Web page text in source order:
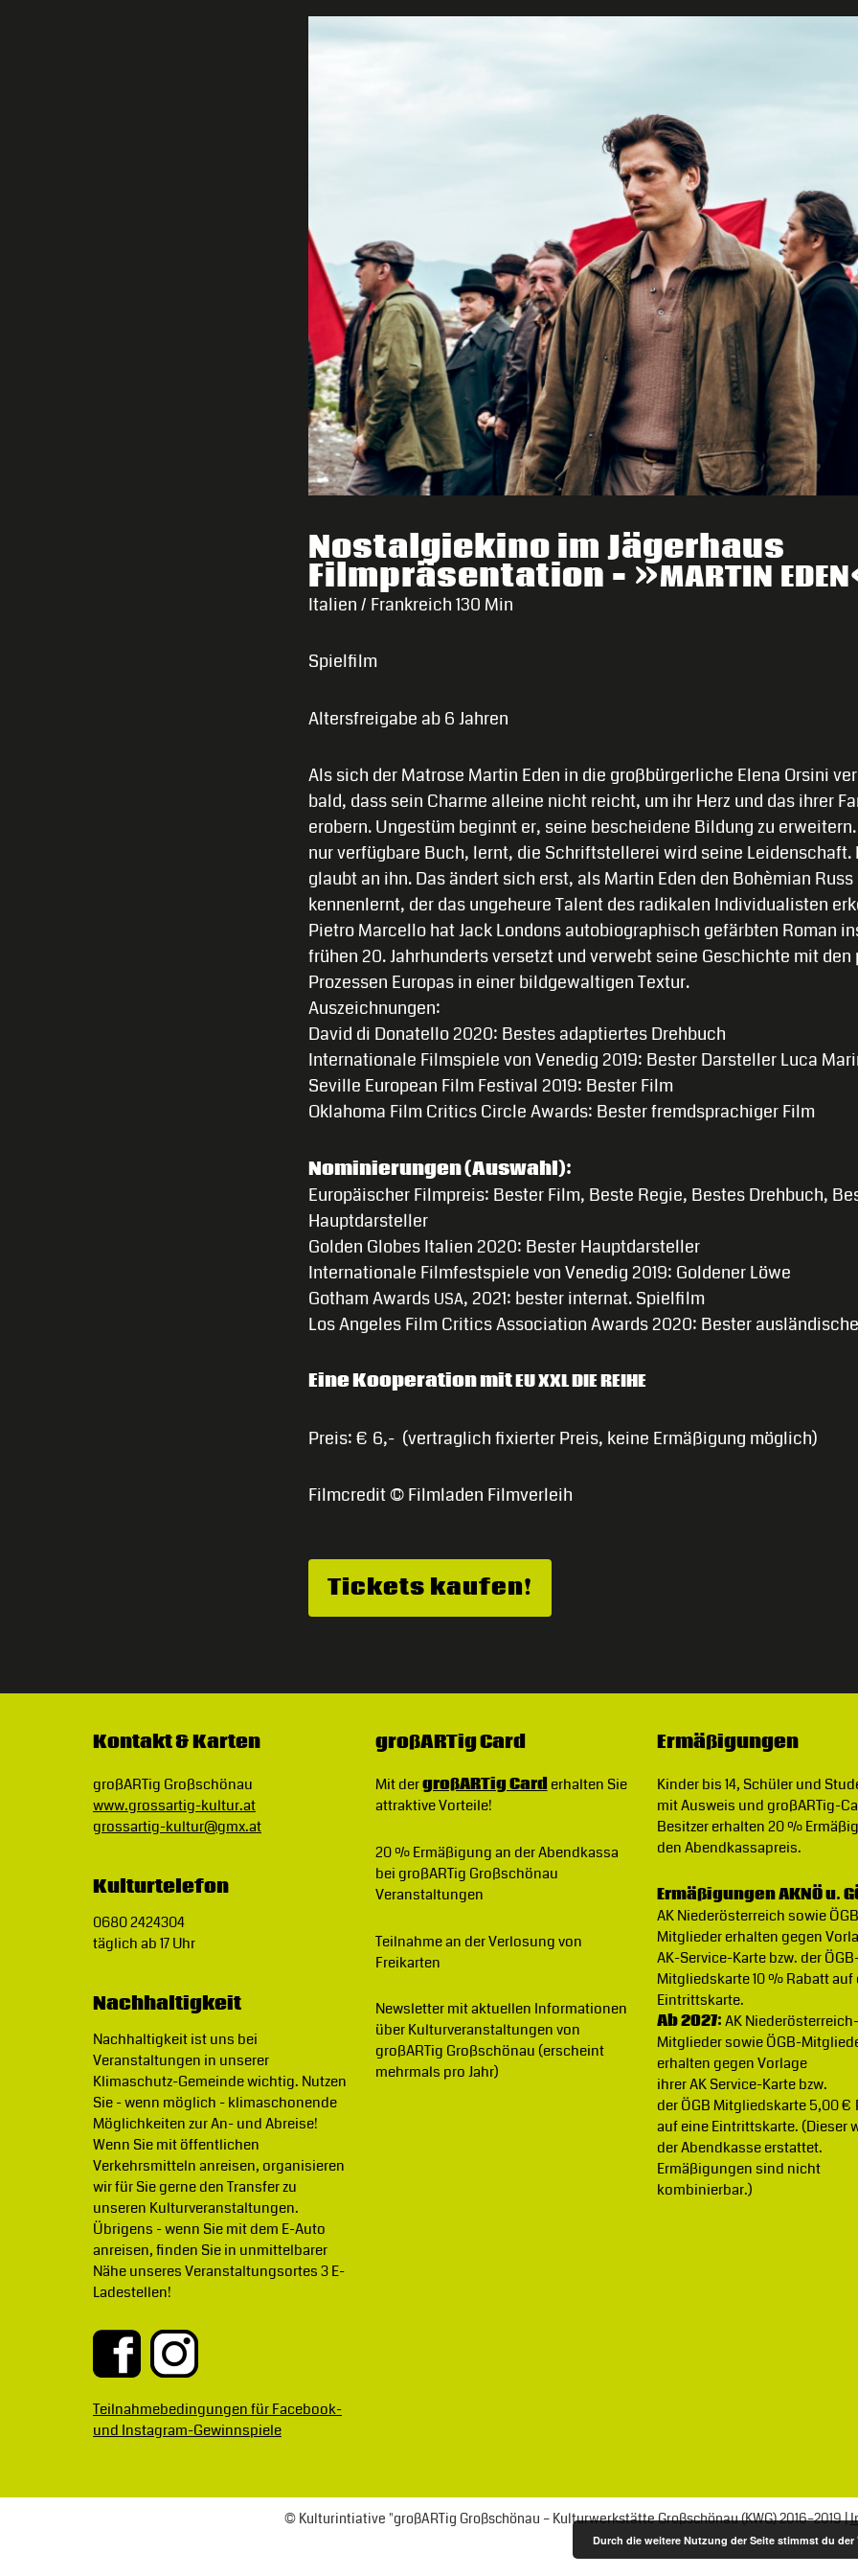
Nostalgiekino im Jägerhaus
Filmpräsentation – »MARTIN EDEN
Italien / Frankreich 130 Min
Spielfilm
Altersfreigabe ab 6 Jahren
Als sich der Matrose Martin Eden in die großbürgerliche Elena Orsini
bald, dass sein Charme alleine nicht reicht, um ihr Herz und das ihrer
erobern. Ungestüm beginnt er, seine bescheidene Bildung zu
nur verfügbare Buch, lernt, die Schriftstellerei wird seine Leidenschaft.
glaubt an ihn. Das ändert sich erst, als Martin Eden den Bohèmian
kennenlernt, der das ungeheure Talent des radikalen Individualisten
Pietro Marcello hat Jack Londons autobiographisch gefärbten Roman
frühen 20. Jahrhunderts versetzt und verwebt seine Geschichte mit
Prozessen Europas in einer bildgewaltigen Textur.
Auszeichnungen:
David di Donatello 2020: Bestes adaptiertes Drehbuch
Internationale Filmspiele von Venedig 2019: Bester Darsteller Luca
Seville European Film Festival 2019: Bester Film
Oklahoma Film Critics Circle Awards: Bester fremdsprachiger Film
Nominierungen (Auswahl):
Europäischer Filmpreis: Bester Film, Beste Regie, Bestes Drehbuch,
Hauptdarsteller
Golden Globes Italien 2020: Bester Hauptdarsteller
Internationale Filmfestspiele von Venedig 2019: Goldener Löwe
Gotham Awards USA, 2021: bester internat. Spielfilm
Los Angeles Film Critics Association Awards 2020: Bester
Eine Kooperation mitEUXXLDIEREIHE
Preis: € 6,- (vertraglich fixierter Preis, keine Ermäßigung möglich)
Filmcredit © Filmladen Filmverleih
Tickets kaufen!
Kontakt & Karten
großARTig Großschönau
www.grossartig-kultur.at
grossartig-kultur@gmx.at
Kulturtelefon
0680 2424304
täglich ab 17 Uhr
Nachhaltigkeit
Nachhaltigkeit ist uns bei
Veranstaltungen in unserer
Klimaschutz-Gemeinde wichtig. Nutzen
Sie - wenn möglich - klimaschonende
Möglichkeiten zur An- und Abreise!
Wenn Sie mit öffentlichen
Verkehrsmitteln anreisen, organisieren
wir für Sie gerne den Transfer zu
unseren Kulturveranstaltungen.
Übrigens - wenn Sie mit dem E-Auto
anreisen, finden Sie in unmittelbarer
Nähe unseres Veranstaltungsortes 3 E-
Ladestellen!
Teilnahmebedingungen für Facebook-
und Instagram-Gewinnspiele
großARTig Card
Mit dergroßARTig Carderhalten Sie
attraktive Vorteile!
20 % Ermäßigungan der Abendkassa
bei großARTig Großschönau
Veranstaltungen
Teilnahme an der Verlosung von
Freikarten
Newslettermit aktuellen Informationen
über Kulturveranstaltungen von
großARTig Großschönau (erscheint
mehrmals pro Jahr)
Ermäßigungen
Kinder bis 14, Schüler und
mit Ausweis und großARTig-
Besitzer erhalten 20 %
den Abendkassapreis.
Ermäßigungen AKNÖ u.
AK Niederösterreich sowie
Mitglieder erhalten gegen
AK-Service-Karte bzw. der
Mitgliedskarte 10 % Rabatt auf
Eintrittskarte.
Ab 2027:AK Niederösterreich-
Mitglieder sowie ÖGB-
erhalten gegen Vorlage
ihrer AK Service-Karte bzw.
der ÖGB Mitgliedskarte 5,00 €
auf eine Eintrittskarte. (Dieser
der Abendkasse erstattet.
Ermäßigungen sind nicht
kombinierbar.)
© Kulturintiative "großARTig Großschönau – Kulturwerkstätte Großschönau (KWG) 2016–2019 |
Durch die weitere Nutzung der Seite stimmst du